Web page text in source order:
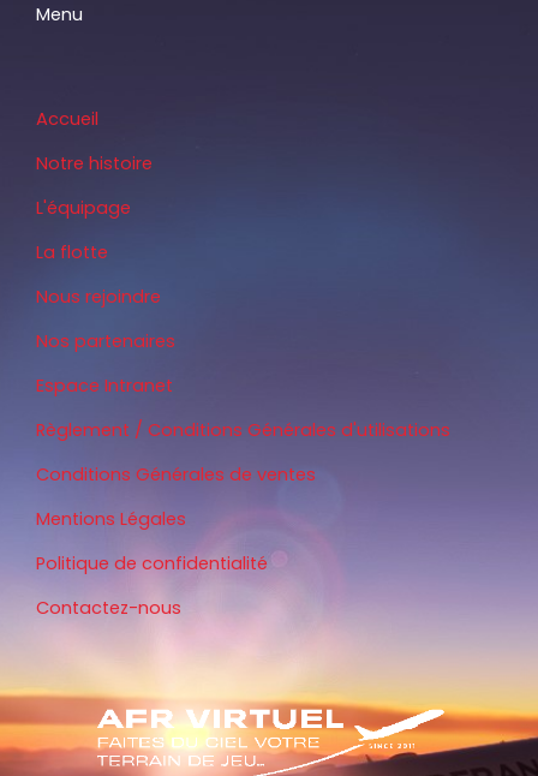
Menu
Accueil
Notre histoire
L'équipage
La flotte
Nous rejoindre
Nos partenaires
Espace Intranet
Règlement / Conditions Générales d'utilisations
Conditions Générales de ventes
Mentions Légales
Politique de confidentialité
Contactez-nous